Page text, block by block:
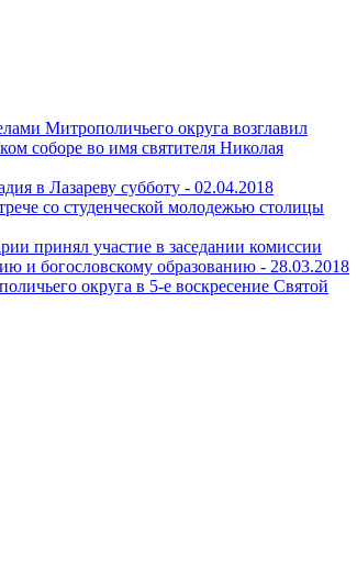
Митрополичьего округа возглавил
соборе во имя святителя Николая
в Лазареву субботу - 02.04.2018
со студенческой молодежью столицы
принял участие в заседании комиссии
и богословскому образованию - 28.03.2018
округа в 5-е воскресение Святой